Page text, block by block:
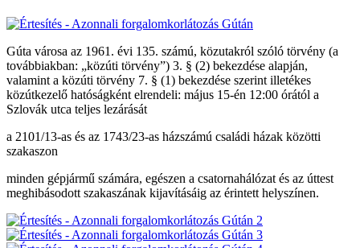
Gúta városa az 1961. évi 135. számú, közutakról szóló törvény (a
továbbiakban: „közúti törvény”) 3. § (2) bekezdése alapján,
valamint a közúti törvény 7. § (1) bekezdése szerint illetékes
közútkezelő hatóságként elrendeli: május 15-én 12:00 órától a
Szlovák utca teljes lezárását
a 2101/13-as és az 1743/23-as házszámú családi házak közötti
szakaszon
minden gépjármű számára, egészen a csatornahálózat és az úttest
meghibásodott szakaszának kijavításáig az érintett helyszínen.